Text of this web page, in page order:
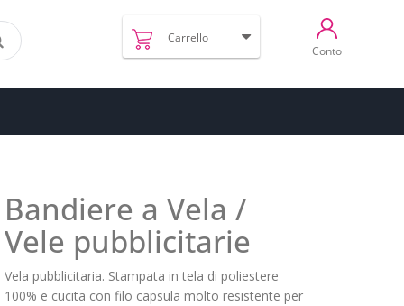
Conto
Carrello
Bandiere a Vela /
Vele pubblicitarie
Vela pubblicitaria. Stampata in tela di poliestere
100% e cucita con filo capsula molto resistente per